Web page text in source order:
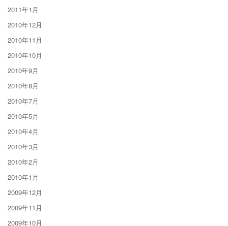
2011年1月
2010年12月
2010年11月
2010年10月
2010年9月
2010年8月
2010年7月
2010年5月
2010年4月
2010年3月
2010年2月
2010年1月
2009年12月
2009年11月
2009年10月